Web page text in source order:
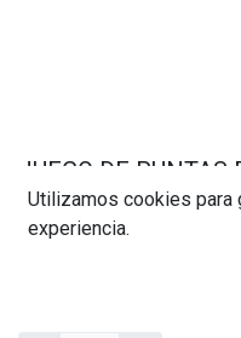
JUEGO DE
PIEZAS)// MARCA
Utilizamos cookies para
experiencia.